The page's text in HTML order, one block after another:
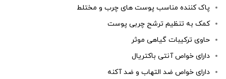
پاک کننده مناسب پوست های چرب و مختلط
کمک به تنظیم ترشح چربی پوست
حاوی ترکیبات گیاهی موثر
دارای خواص آنتی باکتریال
دارای خواص ضد التهاب و ضد آکنه